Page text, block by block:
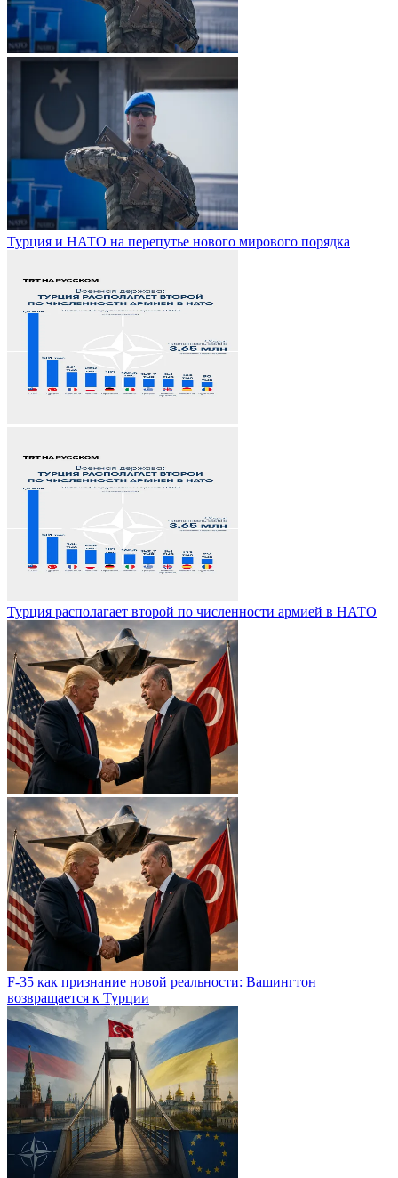
Турция и НАТО на перепутье нового мирового порядка
Турция располагает второй по численности армией в НАТО
F-35 как признание новой реальности: Вашингтон
возвращается к Турции